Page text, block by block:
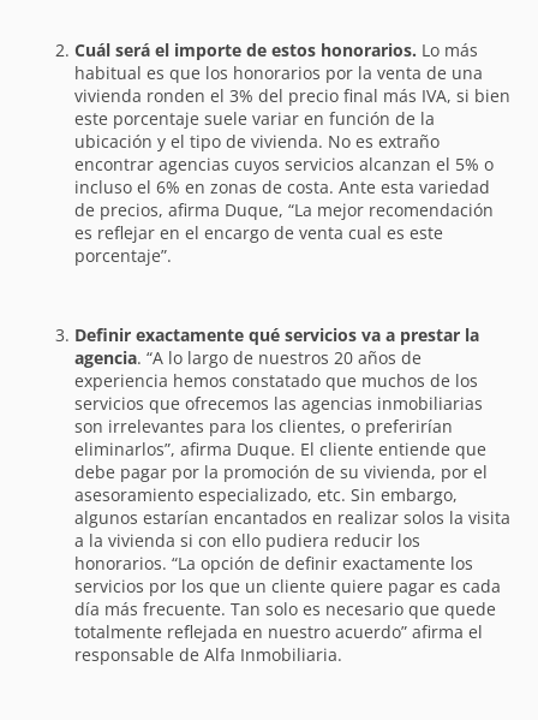
Cuál será el importe de estos honorarios. Lo más
habitual es que los honorarios por la venta de una
vivienda ronden el 3% del precio final más IVA, si bien
este porcentaje suele variar en función de la
ubicación y el tipo de vivienda. No es extraño
encontrar agencias cuyos servicios alcanzan el 5% o
incluso el 6% en zonas de costa. Ante esta variedad
de precios, afirma Duque, “La mejor recomendación
es reflejar en el encargo de venta cual es este
porcentaje”.
Definir exactamente qué servicios va a prestar la
agencia. “A lo largo de nuestros 20 años de
experiencia hemos constatado que muchos de los
servicios que ofrecemos las agencias inmobiliarias
son irrelevantes para los clientes, o preferirían
eliminarlos”, afirma Duque. El cliente entiende que
debe pagar por la promoción de su vivienda, por el
asesoramiento especializado, etc. Sin embargo,
algunos estarían encantados en realizar solos la visita
a la vivienda si con ello pudiera reducir los
honorarios. “La opción de definir exactamente los
servicios por los que un cliente quiere pagar es cada
día más frecuente. Tan solo es necesario que quede
totalmente reflejada en nuestro acuerdo” afirma el
responsable de Alfa Inmobiliaria.